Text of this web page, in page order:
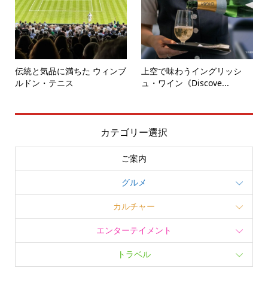
伝統と気品に満ちた ウィンブ
ルドン・テニス
上空で味わうイングリッシ
ュ・ワイン《Discove...
カテゴリー選択
ご案内
グルメ
カルチャー
エンターテイメント
トラベル